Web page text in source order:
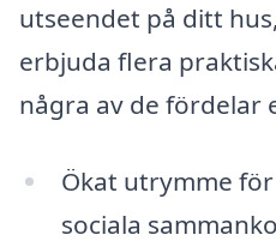
utseendet på ditt
erbjuda flera
några av de fördelar
Ökat utrymme
sociala